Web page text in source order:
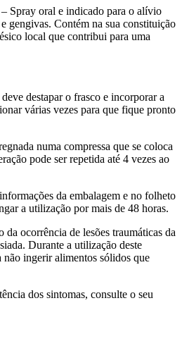
– Spray oral e indicado para o alívio
gengivas. Contém na sua constituição
local que contribui para uma
destapar o frasco e incorporar a
várias vezes para que fique pronto
numa compressa que se coloca
pode ser repetida até 4 vezes ao
da embalagem e no folheto
a utilização por mais de 48 horas.
da ocorrência de lesões traumáticas da
Durante a utilização deste
não ingerir alimentos sólidos que
dos sintomas, consulte o seu